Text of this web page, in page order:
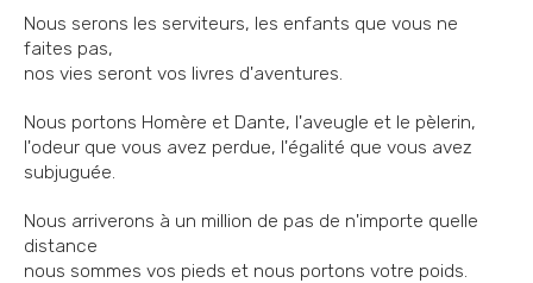
Nous serons les serviteurs, les enfants que vous ne
faites pas,
nos vies seront vos livres d'aventures.
Nous portons Homère et Dante, l'aveugle et le pèlerin,
l'odeur que vous avez perdue, l'égalité que vous avez
subjuguée.
Nous arriverons à un million de pas de n'importe quelle
distance
nous sommes vos pieds et nous portons votre poids.